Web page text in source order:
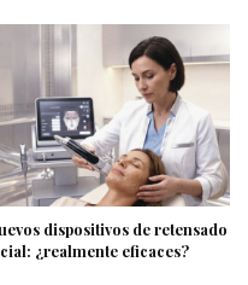
dispositivos de retensado
¿realmente eficaces?